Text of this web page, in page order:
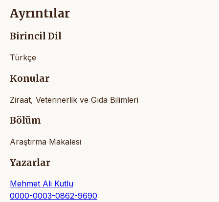
Ayrıntılar
Birincil Dil
Türkçe
Konular
Ziraat, Veterinerlik ve Gıda Bilimleri
Bölüm
Araştırma Makalesi
Yazarlar
Mehmet Ali Kutlu
0000-0003-0862-9690